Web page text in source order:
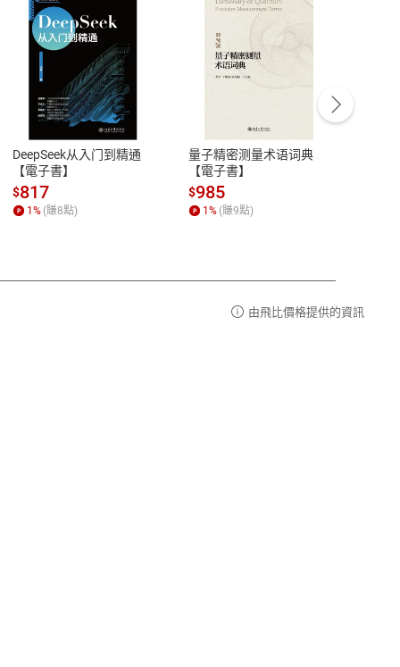
性
參
客服資訊
服務時間：週一到週五 10:00-12:00、
13:00-17:00 (國定假日及例假日休息)
客服電話：0080-1857077
DeepSeek从入门到精通
【電子書】
$817
1% (賺8點)
量子精密测量术语词典
【電子書】
$985
1% (賺9點)
由飛比價格提供的資訊